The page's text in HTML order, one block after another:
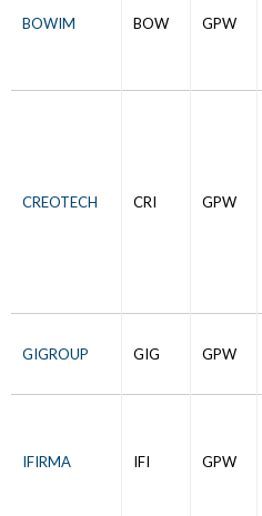
BOWIM BOW GPW
CREOTECH CRI GPW
GIGROUP GIG GPW
IFIRMA IFI GPW